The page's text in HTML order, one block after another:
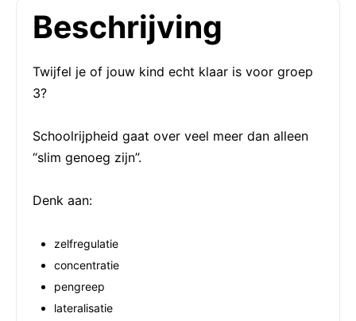
Beschrijving
Twijfel je of jouw kind echt klaar is voor groep
3?
Schoolrijpheid gaat over veel meer dan alleen
“slim genoeg zijn”.
Denk aan:
zelfregulatie
concentratie
pengreep
lateralisatie